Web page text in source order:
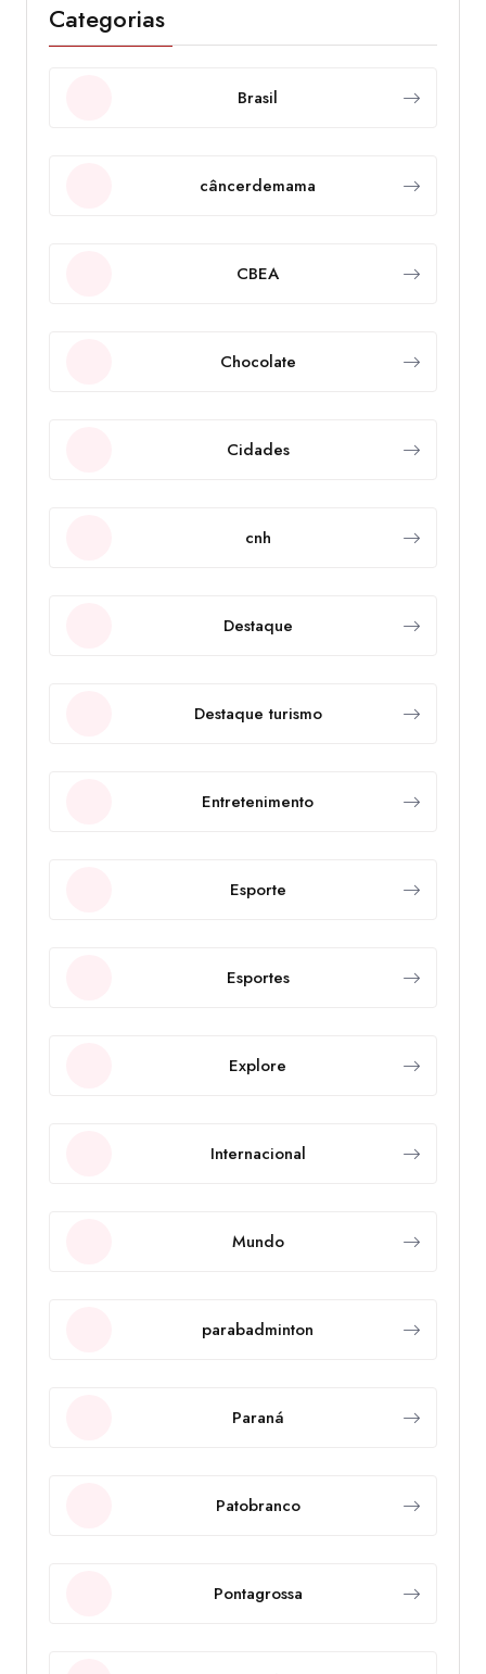
Categorias
Brasil
câncerdemama
CBEA
Chocolate
Cidades
cnh
Destaque
Destaque turismo
Entretenimento
Esporte
Esportes
Explore
Internacional
Mundo
parabadminton
Paraná
Patobranco
Pontagrossa